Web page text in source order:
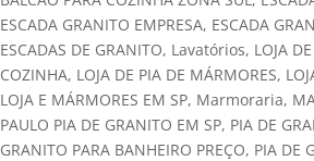
ESCADA GRANITO EMPRESA, ESCADA
ESCADAS DE GRANITO, Lavatórios, LOJA
COZINHA, LOJA DE PIA DE MÁRMORES,
LOJA E MÁRMORES EM SP, Marmoraria,
PAULO PIA DE GRANITO EM SP, PIA DE
GRANITO PARA BANHEIRO PREÇO, PIA DE